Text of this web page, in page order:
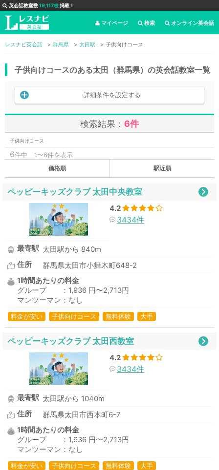
英会話教室数19,117校掲載！
オンライン英会話
検索
マイページ
レスナビ英会話 群馬県 太田駅 子供向けコース
子供向けコースのある太田（群馬県）の英会話教室一覧
詳細条件を設定する
検索結果： 6件
子供向けコース
6件中 1〜6件を表示
価格順 駅近順
ペッピーキッズクラブ 太田中央教室
4.2
3434件
最寄駅 太田駅から 840m
住所
群馬県太田市小舞木町648-2
1時間あたりの料金
グループ ：1,936 円〜2,713円
マンツーマン：なし
料金が安い 子供向けコース 無料体験 大手
ペッピーキッズクラブ 太田西教室
4.2
3434件
最寄駅 太田駅から 1040m
住所
群馬県太田市西本町6-7
1時間あたりの料金
グループ ：1,936 円〜2,713円
マンツーマン：なし
料金が安い 子供向けコース 無料体験 大手